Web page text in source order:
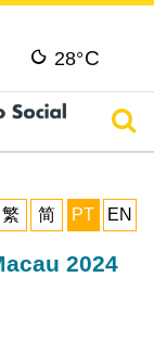
28°C
繁
简 PT EN
2024